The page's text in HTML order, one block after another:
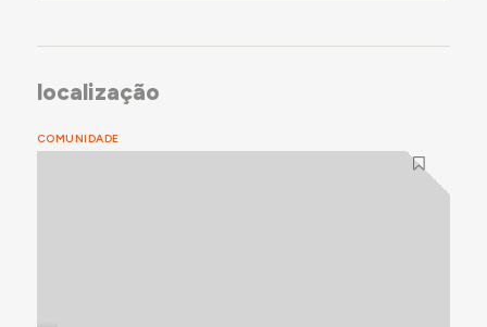
localização
COMUNIDADE